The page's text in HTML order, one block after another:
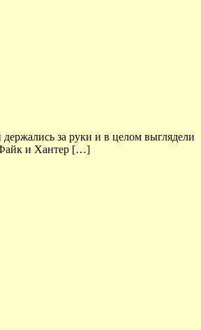
за руки и в целом выглядели
Файк и Хантер […]